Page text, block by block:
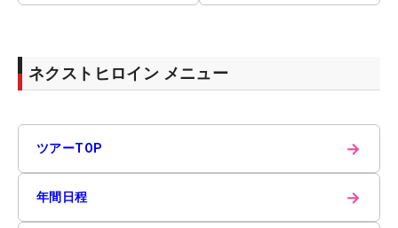
ネクストヒロイン メニュー
ツアーTOP →
年間日程 →